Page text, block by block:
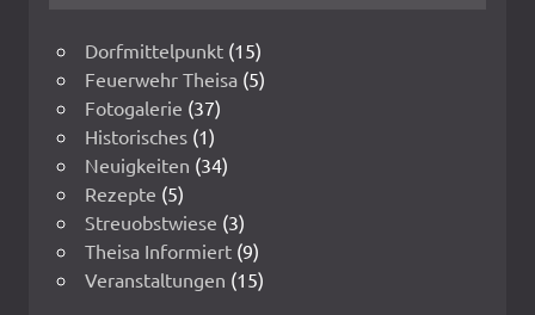
Dorfmittelpunkt (15)
Feuerwehr Theisa (5)
Fotogalerie (37)
Historisches (1)
Neuigkeiten (34)
Rezepte (5)
Streuobstwiese (3)
Theisa Informiert (9)
Veranstaltungen (15)